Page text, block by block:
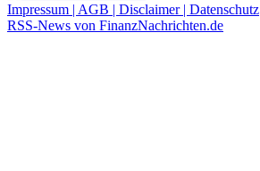
Impressum | AGB | Disclaimer | Datenschutz
RSS-News von FinanzNachrichten.de